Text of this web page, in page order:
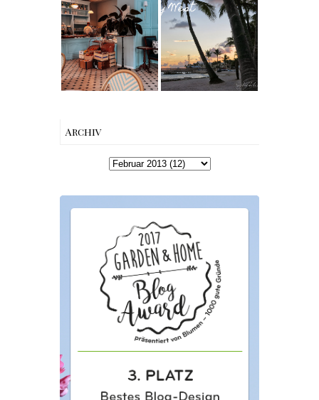
Berlin | Café
L’Berg –
Französischer
Charme mitten
in Berlin-
Wilmersdorf
Reisen - Florida
Roadtrip Part II:
Miami South
Beach bis Key
West | The Nina
Edition
Archiv